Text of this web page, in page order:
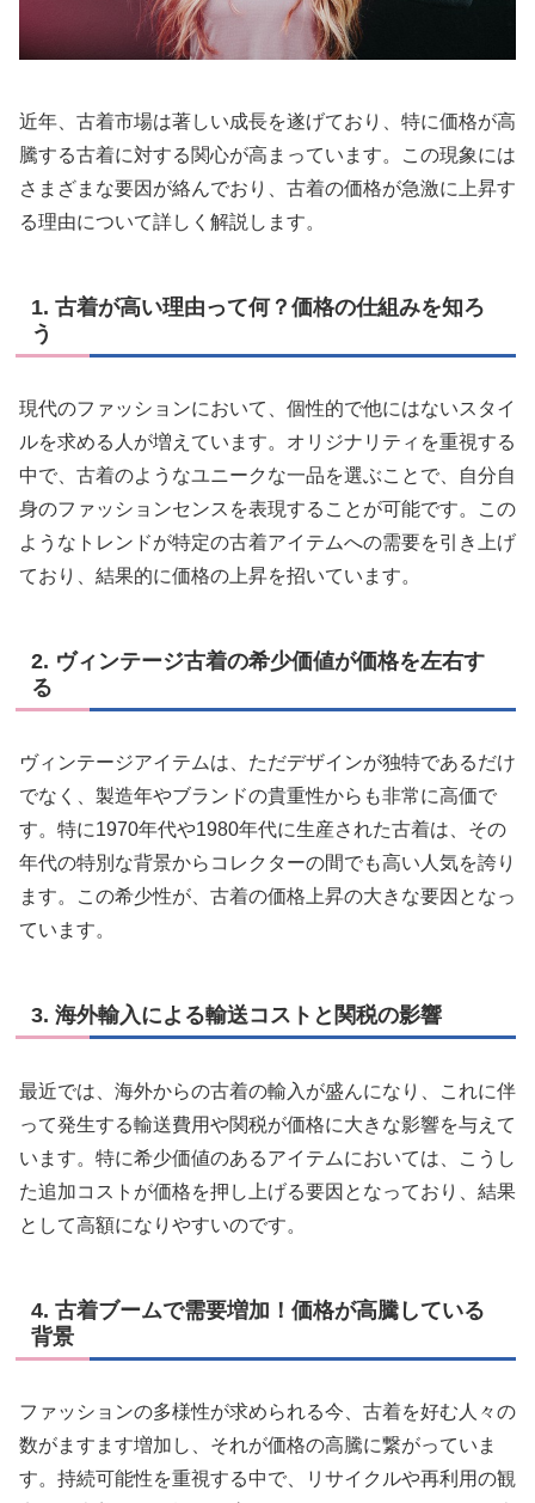
近年、古着市場は著しい成長を遂げており、特に価格が高
騰する古着に対する関心が高まっています。この現象には
さまざまな要因が絡んでおり、古着の価格が急激に上昇す
る理由について詳しく解説します。
1. 古着が高い理由って何？価格の仕組みを知ろ
う
現代のファッションにおいて、個性的で他にはないスタイ
ルを求める人が増えています。オリジナリティを重視する
中で、古着のようなユニークな一品を選ぶことで、自分自
身のファッションセンスを表現することが可能です。この
ようなトレンドが特定の古着アイテムへの需要を引き上げ
ており、結果的に価格の上昇を招いています。
2. ヴィンテージ古着の希少価値が価格を左右す
る
ヴィンテージアイテムは、ただデザインが独特であるだけ
でなく、製造年やブランドの貴重性からも非常に高価で
す。特に1970年代や1980年代に生産された古着は、その
年代の特別な背景からコレクターの間でも高い人気を誇り
ます。この希少性が、古着の価格上昇の大きな要因となっ
ています。
3. 海外輸入による輸送コストと関税の影響
最近では、海外からの古着の輸入が盛んになり、これに伴
って発生する輸送費用や関税が価格に大きな影響を与えて
います。特に希少価値のあるアイテムにおいては、こうし
た追加コストが価格を押し上げる要因となっており、結果
として高額になりやすいのです。
4. 古着ブームで需要増加！価格が高騰している
背景
ファッションの多様性が求められる今、古着を好む人々の
数がますます増加し、それが価格の高騰に繋がっていま
す。持続可能性を重視する中で、リサイクルや再利用の観